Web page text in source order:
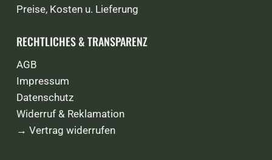
Preise, Kosten u. Lieferung
RECHTLICHES & TRANSPARENZ
AGB
Impressum
Datenschutz
Widerruf & Reklamation
→ Vertrag widerrufen